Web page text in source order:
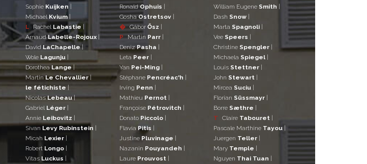
Sophie Kuijken |
Michael Kvium|
L Rachel Labastie |
ArnaudLabelle-Rojoux |
DavidLaChapelle|
Wole Lagunju |
DorotheaLange|
MartinLe Chevallier|
le fétichiste |
NicolasLebeau|
Gabriel Léger |
Annie Leibovitz |
Sivan Levy Rubinstein |
Micah Lexier |
Robert Longo |
Vitas Luckus |
RonaldOphuis |
GoshaOstretsov |
� Gábor Ősz |
P Martin Parr |
DenizPasha |
Leta Peer |
Yan Pei-Ming |
Stéphane Pencréac'h |
Irving Penn |
Mathieu Pernot |
Françoise Pétrovitch |
Donato Piccolo |
Flavia Pitis |
Justine Pluvinage |
Nazanin Pouyandeh |
Laure Prouvost |
William Eugene Smith |
Dash Snow |
Marta Spagnoli |
Vee Speers |
Christine Spengler |
Michaela Spiegel |
Louis Stettner |
John Stewart |
Mircea Suciu |
Florian Süssmayr |
Borre Sæthre |
T
Claire Tabouret |
Pascale Marthine Tayou |
Juergen Teller |
Mary Temple |
Nguyen Thai Tuan |